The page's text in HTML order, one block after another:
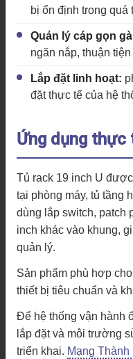
bị ổn định trong quá
Quản lý cáp gọn
ngăn nắp, thuận
Lắp đặt linh hoạt:
đặt thực tế của hệ
Ứng dụng thực
Tủ rack 19 inch U
tại phòng máy, tủ tầng
dùng lắp switch, patch
inch khác vào khung,
quản lý.
Sản phẩm phù hợp
thiết bị tiêu chuẩn và
Để hệ thống vận hành
lắp đặt và môi trường
triển khai. Mạng Thành